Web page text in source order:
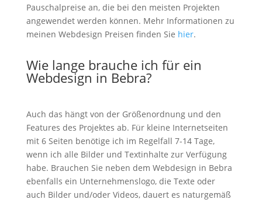
Pauschalpreise an, die bei den meisten Projekten
angewendet werden können. Mehr Informationen zu
meinen Webdesign Preisen finden Sie hier.
Wie lange brauche ich für ein
Webdesign in Bebra?
Auch das hängt von der Größenordnung und den
Features des Projektes ab. Für kleine Internetseiten
mit 6 Seiten benötige ich im Regelfall 7-14 Tage,
wenn ich alle Bilder und Textinhalte zur Verfügung
habe. Brauchen Sie neben dem Webdesign in Bebra
ebenfalls ein Unternehmenslogo, die Texte oder
auch Bilder und/oder Videos, dauert es naturgemäß